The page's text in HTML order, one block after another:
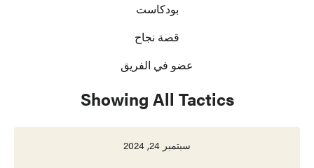
بودكاست
قصة نجاح
عضو في الفريق
Showing All Tactics
سبتمبر 24, 2024